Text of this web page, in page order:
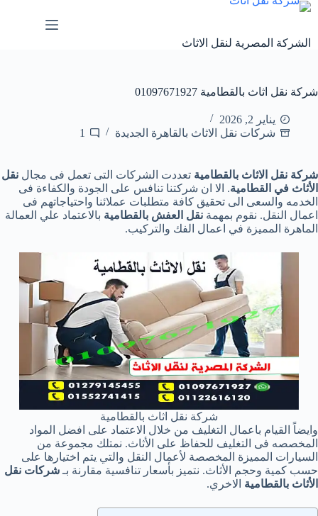
التجاوز
الشركة المصرية لنقل الاثاث
شركة نقل اثاث بالقطامية 01097671927
يناير 2, 2026
شركات نقل الاثاث بالقاهرة الجديدة
1
شركة نقل الاثاث بالقطامية تعددت الشركات التى تعمل فى مجال نقل
الأثاث في القطامية. الا ان شركتنا تنافس على الجودة والكفاءة فى
الخدمه والسعى الى تحقيق كافة متطلبات عملائنا واحتياجاتهم فى
اعمال النقل. نقوم بمهمة نقل العفش بالقطامية بالاعتماد علي العمالة
الماهرة المميزة في اعمال الفك والتركيب.
شركة نقل اثاث بالقطامية
وايضاً القيام باعمال التغليف من خلال الاعتماد على افضل المواد
المخصصه فى التغليف للحفاظ على الأثاث. نمتلك مجموعة من
السيارات المميزة المخصصة لأعمال النقل والتي يتم اختيارها على
حسب كمية وحجم الأثاث. نتميز بأسعار تنافسية مقارنة بـ شركات نقل
الأثاث بالقطامية الاخري.